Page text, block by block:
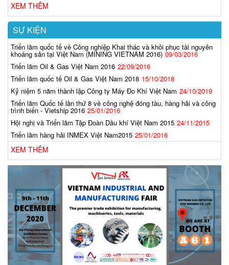
XEM THÊM
SỰ KIỆN
Triển lãm quốc tế về Công nghiệp Khai thác và khôi phục tài nguyên
khoáng sản tại Việt Nam (MINING VIETNAM 2016) 09/03/2016
Triển lãm Oil & Gas Việt Nam 2016 22/09/2016
Triển lãm quốc tế Oil & Gas Việt Nam 2018 15/10/2018
Kỷ niệm 5 năm thành lập Công ty Máy Đo Khí Việt Nam 24/10/2019
Triển lãm Quốc tế lần thứ 8 về công nghệ đóng tàu, hàng hải và công
trình biển - Vietship 2016 25/01/2016
Hội nghị và Triển lãm Tập Đoàn Dầu khí Việt Nam 2015 24/11/2015
Triển lãm hàng hải INMEX Việt Nam2015 25/01/2016
XEM THÊM